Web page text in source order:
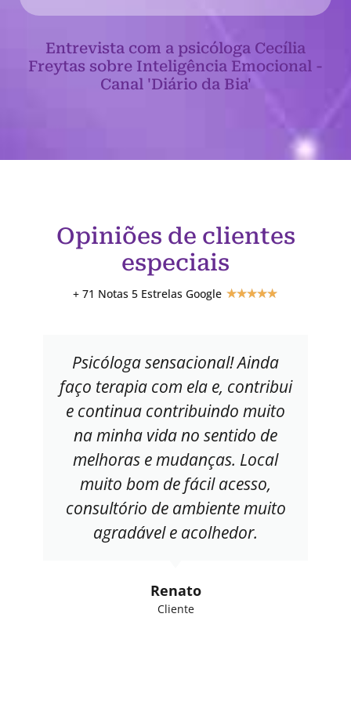
Entrevista com a psicóloga Cecília
Freytas sobre Inteligência Emocional -
Canal 'Diário da Bia'
Opiniões de clientes
especiais
+ 71 Notas 5 Estrelas Google ★★★★★
Psicóloga sensacional! Ainda
faço terapia com ela e, contribui
e continua contribuindo muito
na minha vida no sentido de
melhoras e mudanças. Local
muito bom de fácil acesso,
consultório de ambiente muito
agradável e acolhedor.
Renato
Cliente